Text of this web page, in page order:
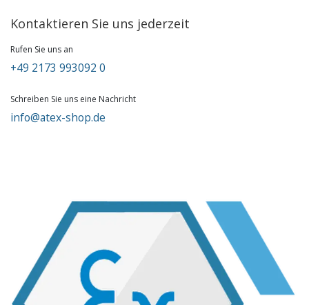
Kontaktieren Sie uns jederzeit
Rufen Sie uns an
+49 2173 993092 0
Schreiben Sie uns eine Nachricht
info@atex-shop.de